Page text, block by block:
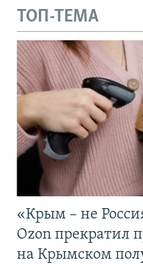
ТОП-ТЕМА
«Крым – не
Ozon прекратил
на Крымском